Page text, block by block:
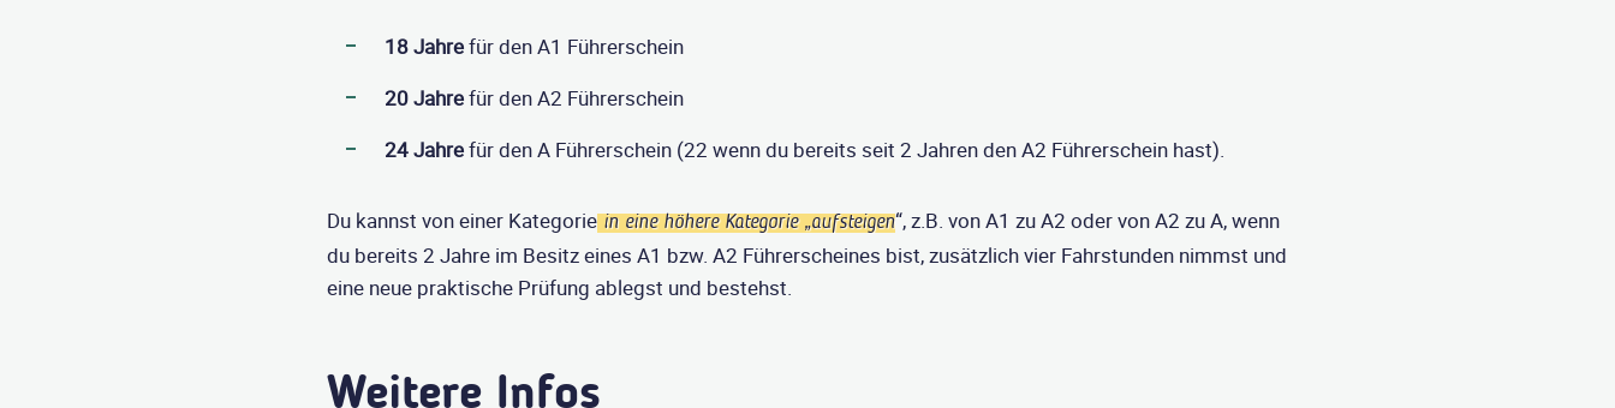
18 Jahrefür den A1 Führerschein
20 Jahrefür den A2 Führerschein
24 Jahrefür den A Führerschein (22 wenn du bereits seit 2 Jahren den A2 Führerschein hast).
Du kannst von einer Kategoriein eine höhere Kategorie „aufsteigen“, z.B. von A1 zu A2 oder von A2 zu A, wenn
du bereits 2 Jahre im Besitz eines A1 bzw. A2 Führerscheines bist, zusätzlich vier Fahrstunden nimmst und
eine neue praktische Prüfung ablegst und bestehst.
Weitere Infos